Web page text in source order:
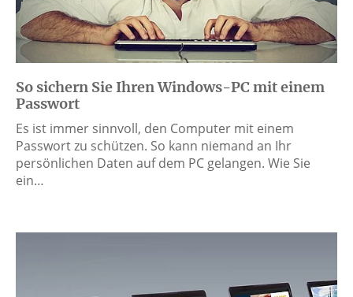
So sichern Sie Ihren Windows-PC mit einem
Passwort
Es ist immer sinnvoll, den Computer mit einem
Passwort zu schützen. So kann niemand an Ihr
persönlichen Daten auf dem PC gelangen. Wie Sie
ein…